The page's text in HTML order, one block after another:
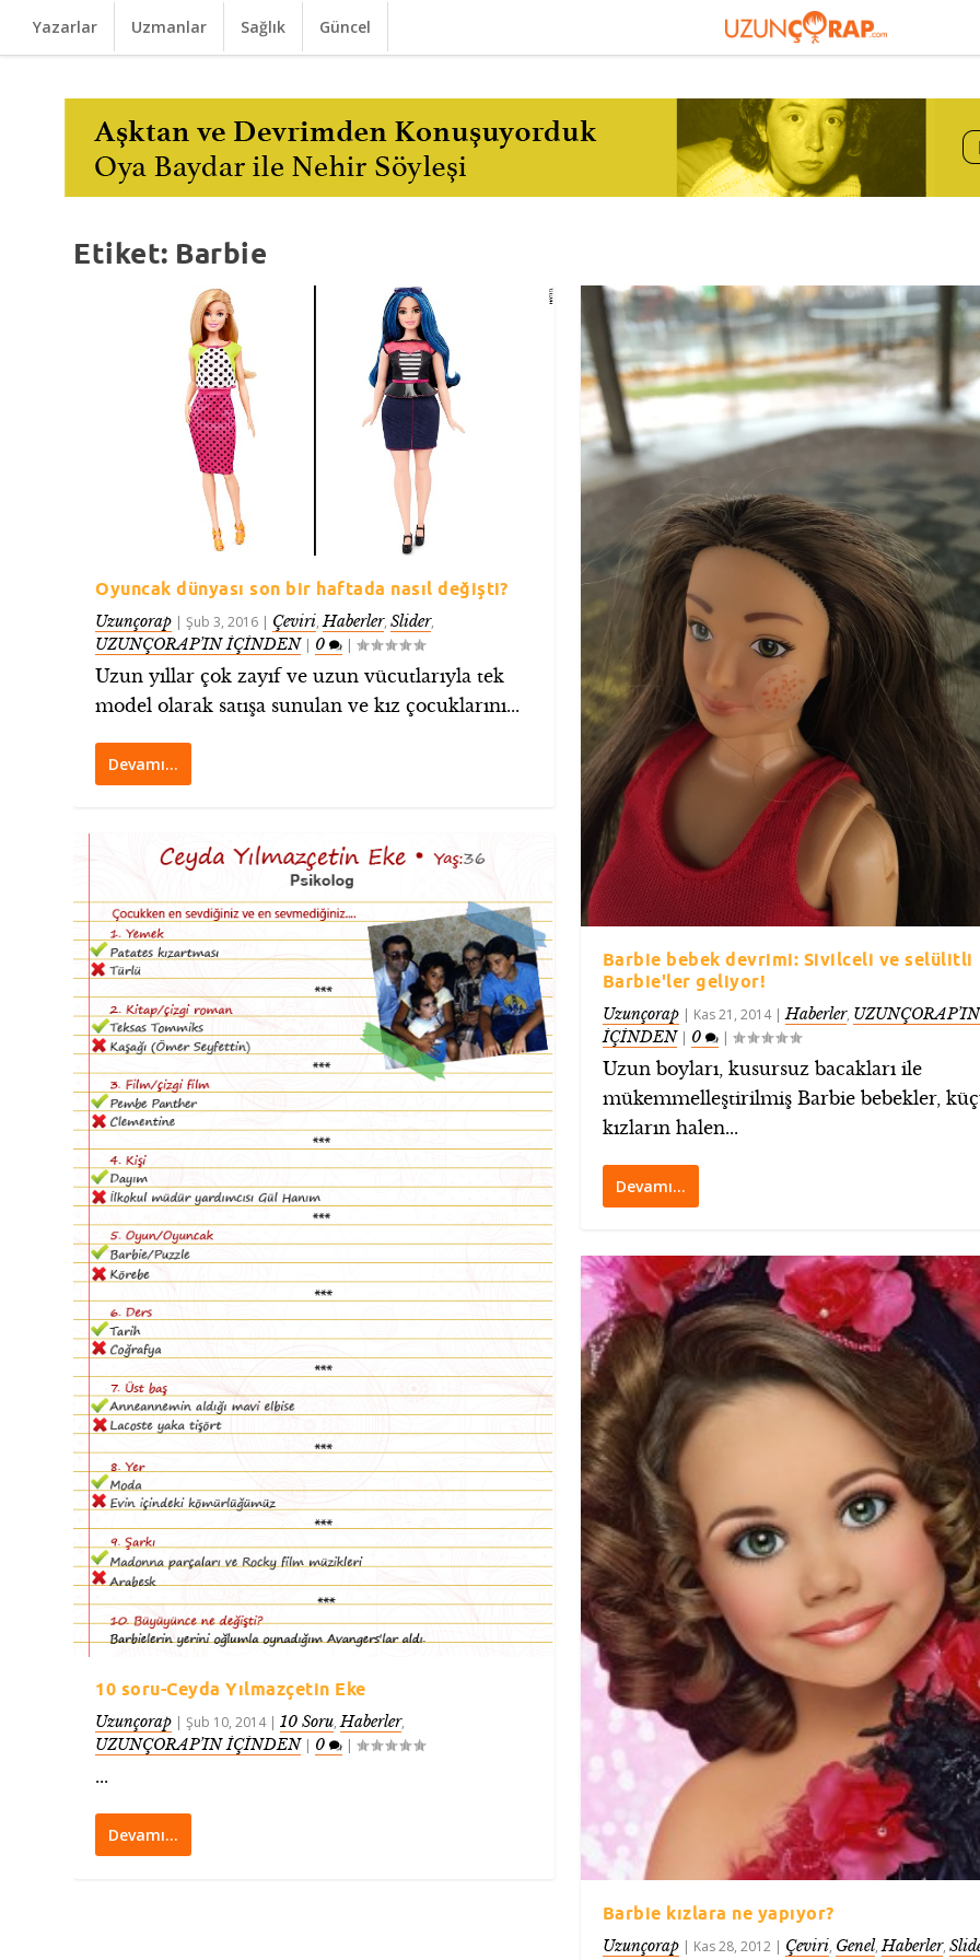
Yazarlar Uzmanlar Sağlık Güncel
Etiket: Barbie
Oyuncak dünyası son bir haftada nasıl değişti?
Uzunçorap |Şub 3, 2016 | Çeviri,Haberler,Slider,
UZUNÇORAP’IN İÇİNDEN| 0 |
Uzun yıllar çok zayıf ve uzun vücutlarıyla tek
model olarak satışa sunulan ve kız çocuklarını...
Devamı…
10 soru-Ceyda Yılmazçetin Eke
Uzunçorap |Şub 10, 2014|10 Soru,Haberler,
UZUNÇORAP’IN İÇİNDEN| 0 |
...
Devamı…
Barbie bebek devrimi: Sivilceli ve selülitli
Barbie'ler geliyor!
Uzunçorap| Kas 21, 2014|Haberler, UZUNÇORAP’IN
İÇİNDEN| 0 |
Uzun boyları, kusursuz bacakları ile
mükemmelleştirilmiş Barbie bebekler,
kızların halen...
Devamı…
Barbie kızlara ne yapıyor?
Uzunçorap| Kas 28, 2012| Çeviri, Genel,Haberler,